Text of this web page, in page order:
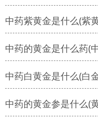
中药紫黄金是什么(紫
中药的黄金是什么药(
中药白黄金是什么(白
中药的黄金参是什么(